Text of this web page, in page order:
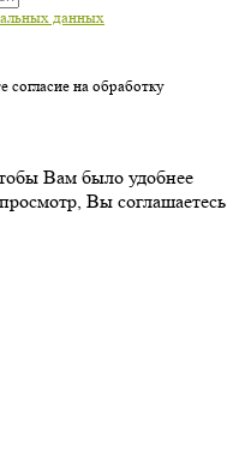
данных
на обработку
Вам было удобнее
Вы соглашаетесь